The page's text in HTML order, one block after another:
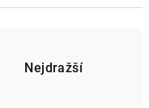
Nejdražší